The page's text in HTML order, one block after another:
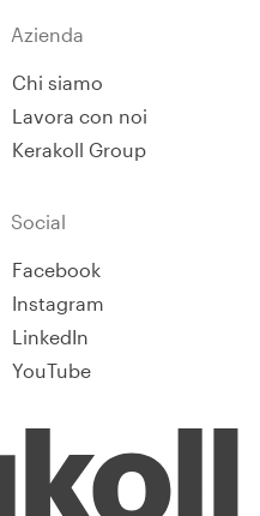
Azienda
Chi siamo
Lavora con noi
Kerakoll Group
Social
Facebook
Instagram
LinkedIn
YouTube